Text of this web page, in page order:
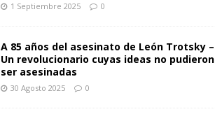
1 Septiembre 2025 0
A 85 años del asesinato de León Trotsky –
Un revolucionario cuyas ideas no pudieron
ser asesinadas
30 Agosto 2025 0